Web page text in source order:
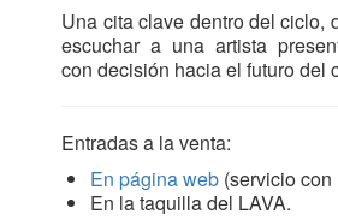
Una cita clave dentro del ciclo,
escuchar a una artista
con decisión hacia el futuro del
Entradas a la venta:
En página web (servicio con
En la taquilla del LAVA.